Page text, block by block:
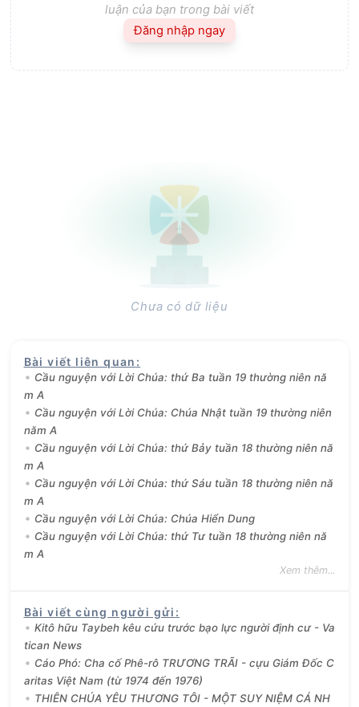
luận của bạn trong bài viết
Đăng nhập ngay
Chưa có dữ liệu
Bài viết liên quan :
Cầu nguyện với Lời Chúa: thứ Ba tuần 19 thường niên nă
m A
Cầu nguyện với Lời Chúa: Chúa Nhật tuần 19 thường niên
năm A
Cầu nguyện với Lời Chúa: thứ Bảy tuần 18 thường niên nă
m A
Cầu nguyện với Lời Chúa: thứ Sáu tuần 18 thường niên nă
m A
Cầu nguyện với Lời Chúa: Chúa Hiển Dung
Cầu nguyện với Lời Chúa: thứ Tư tuần 18 thường niên nă
m A
Xem thêm...
Bài viết cùng người gửi :
Kitô hữu Taybeh kêu cứu trước bạo lực người định cư - Va
tican News
Cáo Phó: Cha cố Phê-rô TRƯƠNG TRÃI - cựu Giám Đốc C
aritas Việt Nam (từ 1974 đến 1976)
THIÊN CHÚA YÊU THƯƠNG TÔI - MỘT SUY NIỆM CÁ NH